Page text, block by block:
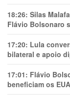
18:26: Silas
Flávio Bolsonaro
17:20: Lula
bilateral e apoio
17:01: Flávio
beneficiam os